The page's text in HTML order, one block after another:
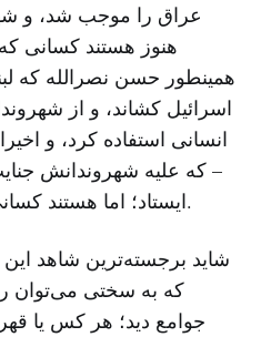
عراق را موجب شد، و
هنوز هستند کسانی
همینطور حسن نصرالله که
اسرائیل کشاند، و از
انسانی استفاده کرد، و
– که علیه شهروندانش
ایستاد؛ اما هستند کسانی که او را قهرمان می‌بینند.
شاید برجسته‌ترین شاهد
که به سختی می‌توان
جوامع دید؛ هر کس یا